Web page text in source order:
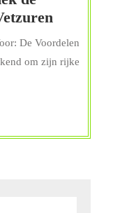
is
voor:
van
De Voordelen
om zijn rijke